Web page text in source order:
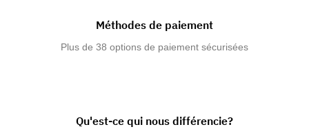
Méthodes de paiement
Plus de 38 options de paiement sécurisées
Qu'est-ce qui nous différencie?